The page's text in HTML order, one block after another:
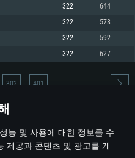
능 및 사용에 대한 정보를 수
제공과 콘텐츠 및 광고를 개
)
)
래픽 드라이버를 지원하는 NVIDIA
을 가지며 최신 그래픽 드라이버를
양 지원 해상도 720p) 이상
)
322 644
322 578
322 592
322 627
302 401